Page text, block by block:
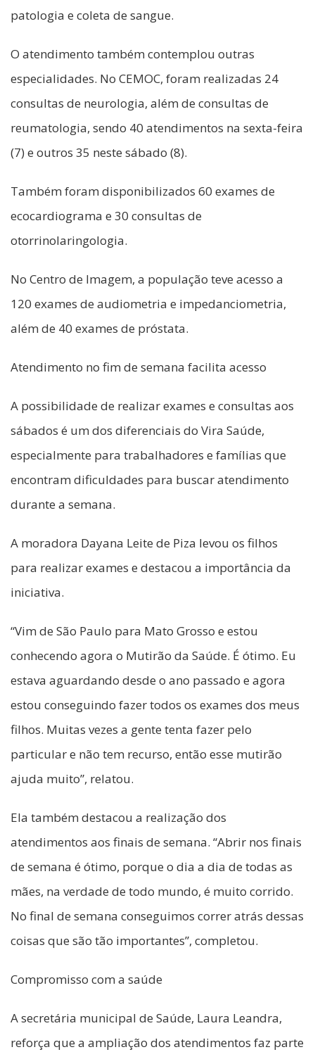
patologia e coleta de sangue.
O atendimento também contemplou outras
especialidades. No CEMOC, foram realizadas 24
consultas de neurologia, além de consultas de
reumatologia, sendo 40 atendimentos na sexta-feira
(7) e outros 35 neste sábado (8).
Também foram disponibilizados 60 exames de
ecocardiograma e 30 consultas de
otorrinolaringologia.
No Centro de Imagem, a população teve acesso a
120 exames de audiometria e impedanciometria,
além de 40 exames de próstata.
Atendimento no fim de semana facilita acesso
A possibilidade de realizar exames e consultas aos
sábados é um dos diferenciais do Vira Saúde,
especialmente para trabalhadores e famílias que
encontram dificuldades para buscar atendimento
durante a semana.
A moradora Dayana Leite de Piza levou os filhos
para realizar exames e destacou a importância da
iniciativa.
“Vim de São Paulo para Mato Grosso e estou
conhecendo agora o Mutirão da Saúde. É ótimo. Eu
estava aguardando desde o ano passado e agora
estou conseguindo fazer todos os exames dos meus
filhos. Muitas vezes a gente tenta fazer pelo
particular e não tem recurso, então esse mutirão
ajuda muito”, relatou.
Ela também destacou a realização dos
atendimentos aos finais de semana. “Abrir nos finais
de semana é ótimo, porque o dia a dia de todas as
mães, na verdade de todo mundo, é muito corrido.
No final de semana conseguimos correr atrás dessas
coisas que são tão importantes”, completou.
Compromisso com a saúde
A secretária municipal de Saúde, Laura Leandra,
reforça que a ampliação dos atendimentos faz parte